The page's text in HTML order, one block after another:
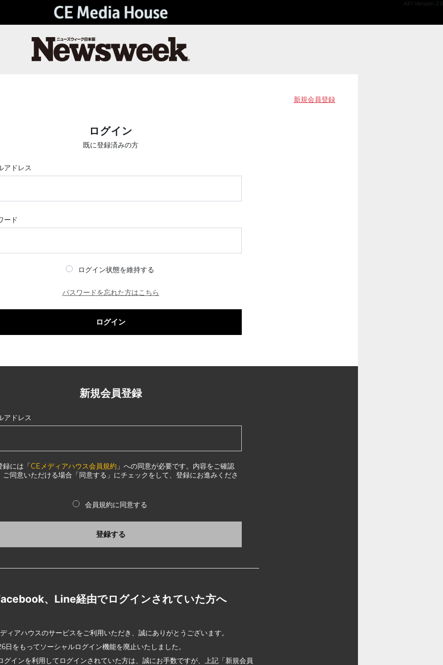
API Version 2.0
新規会員登録
ログイン
既に登録済みの方
アドレス
ード
ログイン状態を維持する
パスワードを忘れた方はこちら
ログイン
新規会員登録
アドレス
録には「CEメディアハウス会員規約 」への同意が必要です。内容をご確認
ご同意いただける場合「同意する」にチェックをして、登録にお進みくださ
会員規約に同意する
登録する
、Line経由でログインされていた方へ
ィアハウスのサービスをご利用いただき、誠にありがとうございます。
日をもってソーシャルログイン機能を廃止いたしました。
グインを利用してログインされていた方は、誠にお手数ですが、上記「新規会員